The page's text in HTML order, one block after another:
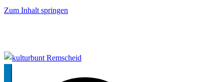
Zum Inhalt springen
kulturbunt Remscheid